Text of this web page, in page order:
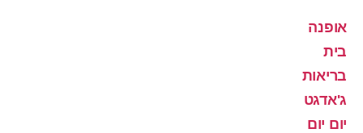
אופנה
בית
בריאות
ג'אדגט
יום יום